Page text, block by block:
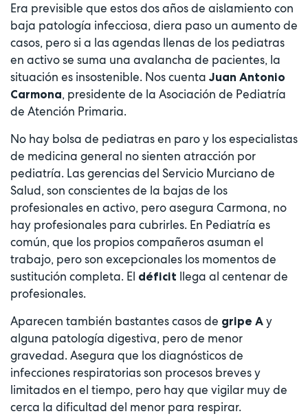
Era previsible que estos dos años de aislamiento con
baja patología infecciosa, diera paso un aumento de
casos, pero si a las agendas llenas de los pediatras
en activo se suma una avalancha de pacientes, la
situación es insostenible. Nos cuenta Juan Antonio
Carmona, presidente de la Asociación de Pediatría
de Atención Primaria.
No hay bolsa de pediatras en paro y los especialistas
de medicina general no sienten atracción por
pediatría. Las gerencias del Servicio Murciano de
Salud, son conscientes de la bajas de los
profesionales en activo, pero asegura Carmona, no
hay profesionales para cubrirles. En Pediatría es
común, que los propios compañeros asuman el
trabajo, pero son excepcionales los momentos de
sustitución completa. El déficit llega al centenar de
profesionales.
Aparecen también bastantes casos de gripe A y
alguna patología digestiva, pero de menor
gravedad. Asegura que los diagnósticos de
infecciones respiratorias son procesos breves y
limitados en el tiempo, pero hay que vigilar muy de
cerca la dificultad del menor para respirar.